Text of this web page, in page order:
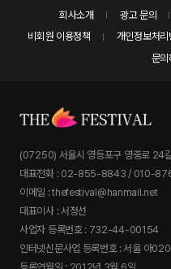
회사소개 광고 문의
비회원 이용정책
개인정보처리
문의
(07250) 서울시 영등포구 영중로 24
대표전화 : 02-855-8843 / 010-
이메일 : thefestival@hanmail.net
대표이사 : 서정선
사업자 등록번호 : 732-44-00154
인터넷신문사업 등록번호 : 서울 아